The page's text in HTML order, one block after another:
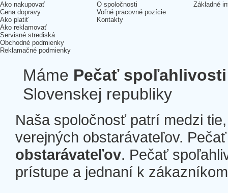
Ako nakupovať
Cena dopravy
Ako platiť
Ako reklamovať
Servisné strediská
Obchodné podmienky
Reklamačné podmienky
O spoločnosti
Voľné pracovné pozície
Kontakty
Základné
Máme Pečať spoľahlivosti
Slovenskej republiky
Naša spoločnosť patrí medzi
verejných obstarávateľov.
obstarávateľov. Pečať
prístupe a jednaní k